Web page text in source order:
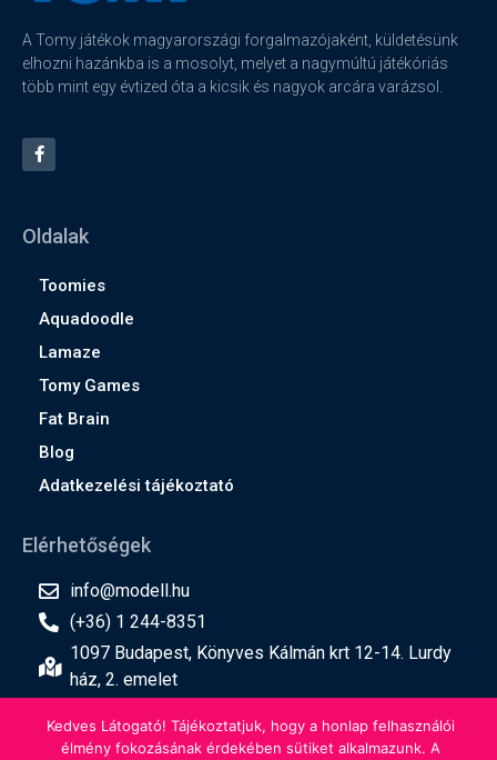
A Tomy játékok magyarországi forgalmazójaként, küldetésünk
elhozni hazánkba is a mosolyt, melyet a nagymúltú játékóriás
több mint egy évtized óta a kicsik és nagyok arcára varázsol.
Oldalak
Toomies
Aquadoodle
Lamaze
Tomy Games
Fat Brain
Blog
Adatkezelési tájékoztató
Elérhetőségek
info@modell.hu
(+36) 1 244-8351
1097 Budapest, Könyves Kálmán krt 12-14. Lurdy
ház, 2. emelet
Kedves Látogató! Tájékoztatjuk, hogy a honlap felhasználói
élmény fokozásának érdekében sütiket alkalmazunk. A